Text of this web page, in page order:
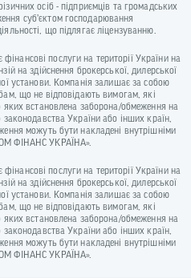
осіб - підприємців та громадських
суб’єктом господарювання
що підлягає ліцензуванню.
послуги на території України на
на здійснення брокерської, дилерської
установи. Компанія залишає за собою
що не відповідають вимогам, які
яких встановлена заборона/обмеження на
України або інших країн,
можуть бути накладені внутрішніми
ФІНАНС УКРАЇНА».
послуги на території України на
на здійснення брокерської, дилерської
установи. Компанія залишає за собою
що не відповідають вимогам, які
яких встановлена заборона/обмеження на
України або інших країн,
можуть бути накладені внутрішніми
ФІНАНС УКРАЇНА».